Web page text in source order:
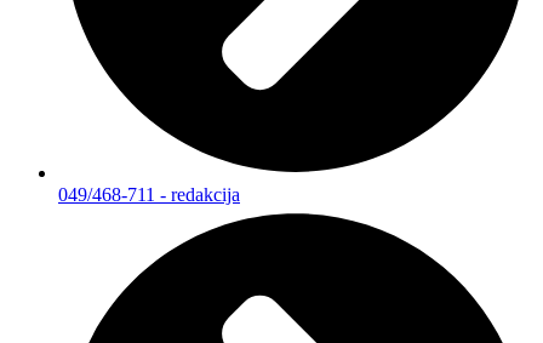
049/468-711 - redakcija